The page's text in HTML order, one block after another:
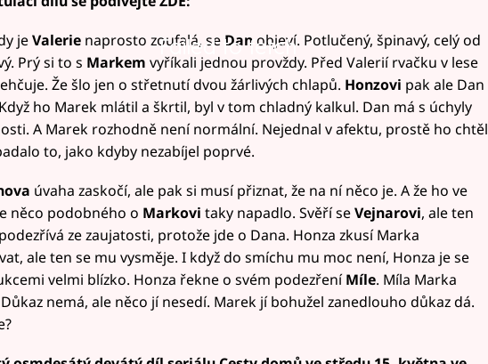
Failed to fetch
jeValerienaprosto zoufalá, se Dan objeví. Potlučený, špinavý, celý od
Prý si to s Markem vyříkali jednou provždy. Před Valerií rvačku v lese
Že šlo jen o střetnutí dvou žárlivých chlapů. Honzovi pak ale Dan
ho Marek mlátil a škrtil, byl v tom chladný kalkul. Dan má s úchyly
A Marek rozhodně není normální. Nejednal v afektu, prostě ho chtěl
to, jako kdyby nezabíjel poprvé.
úvaha zaskočí, ale pak si musí přiznat, že na ní něco je. A že ho ve
něco podobného o Markovi taky napadlo. Svěří seVejnarovi, ale ten
ze zaujatosti, protože jde o Dana. Honza zkusí Marka
ale ten se mu vysměje. I když do smíchu mu moc není, Honza je se
velmi blízko. Honza řekne o svém podezřeníMíle. Míla Marka
nemá, ale něco jí nesedí. Marek jí bohužel zanedlouho důkaz dá.